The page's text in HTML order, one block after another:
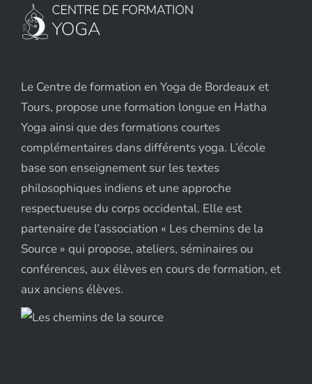
Le Centre de formation en Yoga de Bordeaux et
Tours, propose une formation longue en Hatha
Yoga ainsi que des formations courtes
complémentaires dans différents yoga. L’école
base son enseignement sur les textes
philosophiques indiens et une approche
respectueuse du corps occidental. Elle est
partenaire de l’association « Les chemins de la
Source » qui propose, ateliers, séminaires ou
conférences, aux élèves en cours de formation, et
aux anciens élèves.